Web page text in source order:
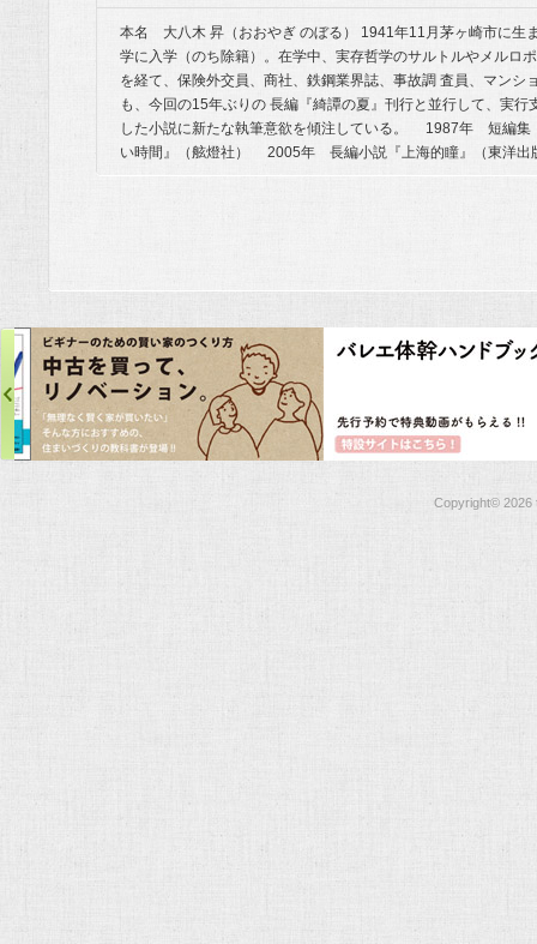
本名 大八木 昇（おおやぎ のぼる） 1941年11月茅ヶ崎市に生
学に入学（のち除籍）。在学中、実存哲学のサルトルやメルロ
を経て、保険外交員、商社、鉄鋼業界誌、事故調 査員、マンシ
も、今回の15年ぶりの 長編『綺譚の夏』刊行と並行して、実
した小説に新たな執筆意欲を傾注している。 1987年 短編
い時間』（舷燈社） 2005年 長編小説『上海的瞳』（東洋出
Copyright© 2026